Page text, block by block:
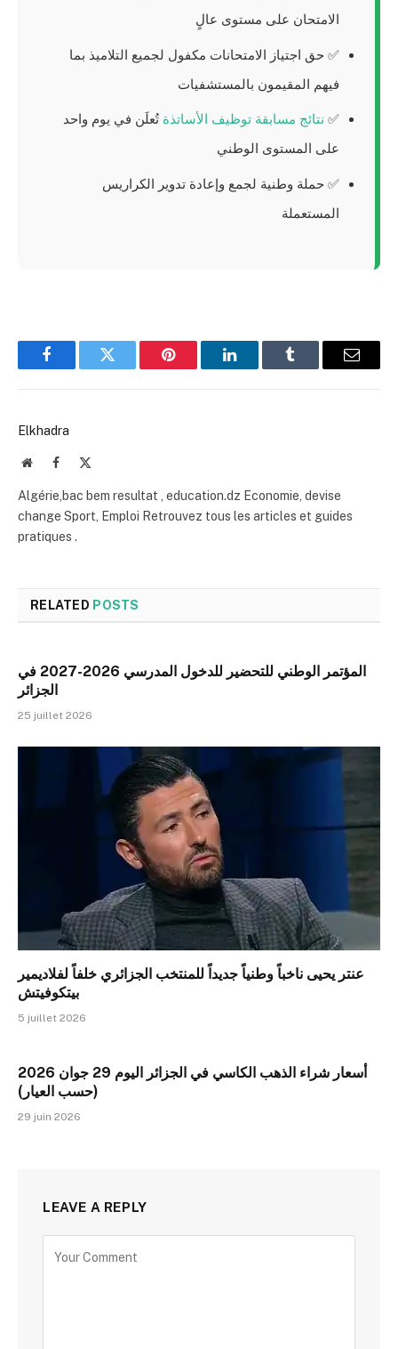
الامتحان على مستوى عالٍ
✅ حق اجتياز الامتحانات مكفول لجميع التلاميذ بما
فيهم المقيمون بالمستشفيات
✅ نتائج مسابقة توظيف الأساتذة تُعلَن في يوم واحد
على المستوى الوطني
✅ حملة وطنية لجمع وإعادة تدوير الكراريس
المستعملة
FacebookTwitter Pinterest LinkedInTumblr Email
Elkhadra
WebsiteFacebook
Algérie,bac bem resultat , education.dz Economie, devise
change Sport, Emploi Retrouvez tous les articles et guides
pratiques .
RELATED POSTS
المؤتمر الوطني للتحضير للدخول المدرسي 2026-2027 في
الجزائر
25 juillet 2026
عنتر يحيى ناخباً وطنياً جديداً للمنتخب الجزائري خلفاً لفلاديمير
بيتكوفيتش
5 juillet 2026
أسعار شراء الذهب الكاسي في الجزائر اليوم 29 جوان 2026
(حسب العيار)
29 juin 2026
LEAVE A REPLY